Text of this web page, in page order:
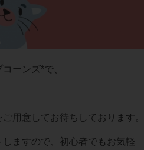
ーンズ*で、
用意してお待ちしております。
ますので、初心者でもお気軽